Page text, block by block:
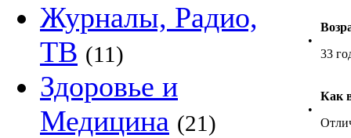
Журналы, Радио,
ТВ (11)
Здоровье и
Медицина (21)
•
33
•
Как